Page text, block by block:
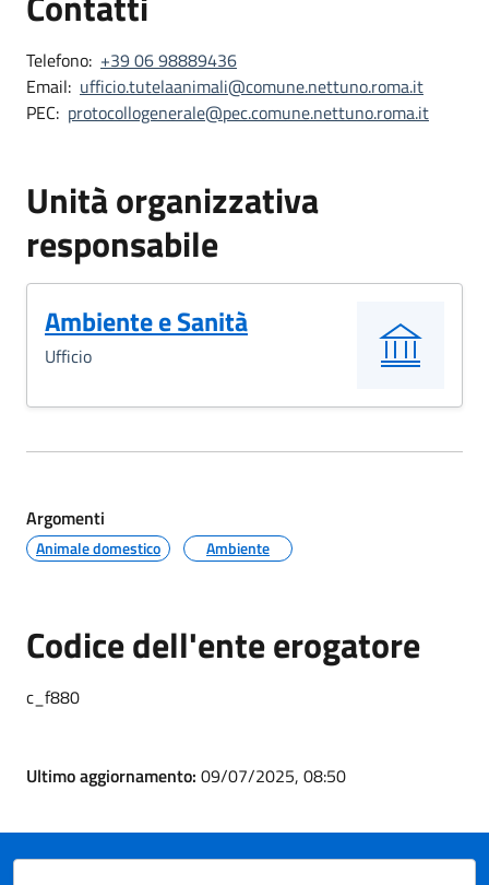
Telefono: +39 06 98889436
Email: ufficio.tutelaanimali@comune.nettuno.roma.it
PEC: protocollogenerale@pec.comune.nettuno.roma.it
Unità organizzativa
responsabile
Ambiente e Sanità
Ufficio
Argomenti
Animale domestico Ambiente
Codice dell'ente erogatore
c_f880
Ultimo aggiornamento: 09/07/2025, 08:50